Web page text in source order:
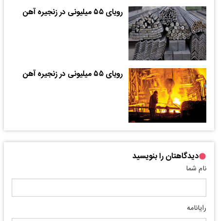
رویای ۵۵ میلیونی در زنجیره آهن
رویای ۵۵ میلیونی در زنجیره آهن
دیدگاهتان را بنویسید
نام شما
رایانامه